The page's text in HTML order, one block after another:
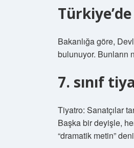
Bakanlığa göre,
bulunuyor. Bunların
7. sınıf
Tiyatro: Sanatçılar
Başka bir deyişle,
“dramatik metin”